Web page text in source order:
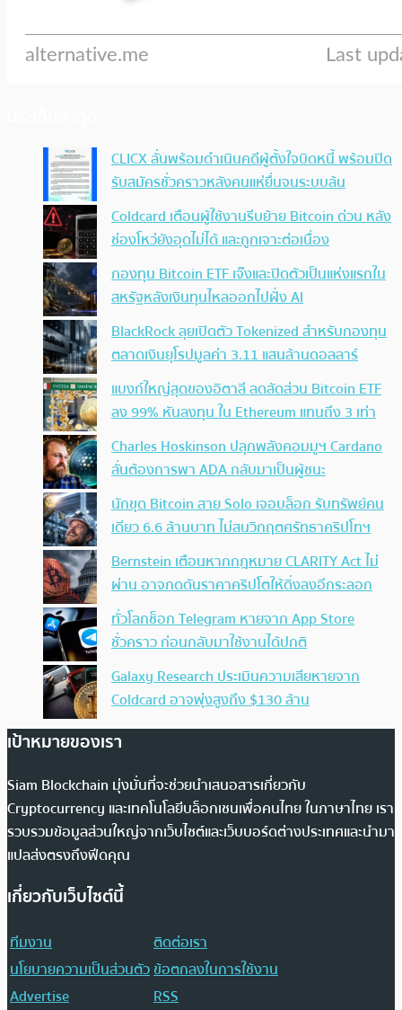
CLICX ลั่นพร้อมดำเนินคดีผู้ตั้งใจบิดหนี้ พร้อมปิด
รับสมัครชั่วคราวหลังคนแห่ยื่นจนระบบล้น
Coldcard เตือนผู้ใช้งานรีบย้าย Bitcoin ด่วน หลัง
ช่องโหว่ยังอุดไม่ได้ และถูกเจาะต่อเนื่อง
กองทุน Bitcoin ETF เจ๊งและปิดตัวเป็นแห่งแรกใน
สหรัฐหลังเงินทุนไหลออกไปฝั่ง AI
BlackRock ลุยเปิดตัว Tokenized สำหรับกองทุน
ตลาดเงินยุโรปมูลค่า 3.11 แสนล้านดอลลาร์
แบงก์ใหญ่สุดของอิตาลี ลดสัดส่วน Bitcoin ETF
ลง 99% หันลงทุน ใน Ethereum แทนถึง 3 เท่า
Charles Hoskinson ปลุกพลังคอมมูฯ Cardano
ลั่นต้องการพา ADA กลับมาเป็นผู้ชนะ
นักขุด Bitcoin สาย Solo เจอบล็อก รับทรัพย์คน
เดียว 6.6 ล้านบาท ไม่สนวิกฤตศรัทธาคริปโทฯ
Bernstein เตือนหากกฎหมาย CLARITY Act ไม่
ผ่าน อาจกดดันราคาคริปโตให้ดิ่งลงอีกระลอก
ทั่วโลกช็อก Telegram หายจาก App Store
ชั่วคราว ก่อนกลับมาใช้งานได้ปกติ
Galaxy Research ประเมินความเสียหายจาก
Coldcard อาจพุ่งสูงถึง $130 ล้าน
เป้าหมายของเรา
Siam Blockchain มุ่งมั่นที่จะช่วยนำเสนอสารเกี่ยวกับ
Cryptocurrency และเทคโนโลยีบล็อกเชนเพื่อคนไทย ในภาษาไทย เรา
รวบรวมข้อมูลส่วนใหญ่จากเว็บไซต์และเว็บบอร์ดต่างประเทศและนำมา
แปลส่งตรงถึงฟีดคุณ
เกี่ยวกับเว็บไซต์นี้
ทีมงาน
ติดต่อเรา
นโยบายความเป็นส่วนตัวข้อตกลงในการใช้งาน
Advertise
RSS